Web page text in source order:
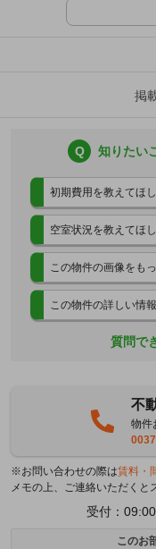
掲
Q 知りたい
初期費用を教えてほ
空室状況を教えてほ
この物件の画像をも
この物件の詳しい情
質問で
不
物件
※お問い合わせの際は賃料・
メモの上、ご連絡いただくと
受付：09:00
このお